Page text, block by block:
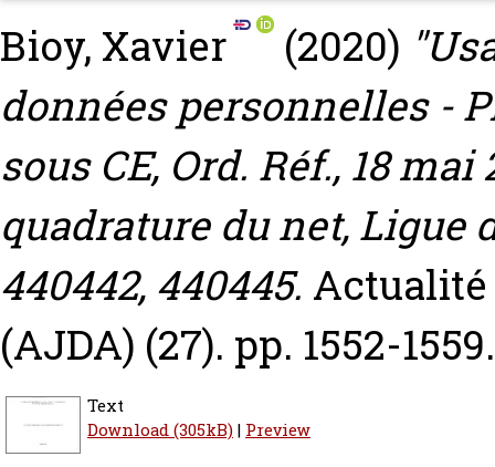
Bioy, Xavier (2020)
données personnelles -
sous CE, Ord. Réf., 18
quadrature du net, Ligue
440442, 440445.
(AJDA) (27). pp. 1552-
Text
Download (305kB)| Preview